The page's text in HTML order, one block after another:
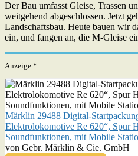
Der Bau umfasst Gleise, Trassen
weitgehend abgeschlossen. Jetzt
Landschaftsbau. Heute bauen wir
ein, und fangen an, die M-Gleise
Anzeige *
Märklin 29488 Digital-
Elektrolokomotive Re 620“, Spur
Soundfunktionen, mit Mobile
von Gebr. Märklin & Cie. GmbH